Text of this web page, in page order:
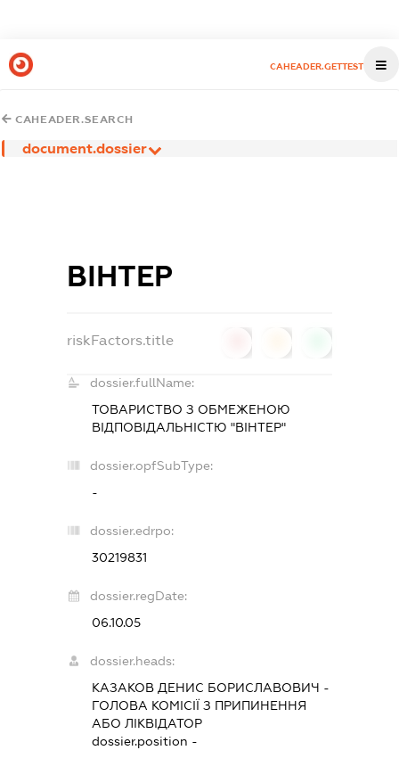
CAHEADER.GETTEST
CAHEADER.SEARCH
document.dossier
ВІНТЕР
riskFactors.title
dossier.fullName:
ТОВАРИСТВО З ОБМЕЖЕНОЮ
ВІДПОВІДАЛЬНІСТЮ "ВІНТЕР"
dossier.opfSubType:
-
dossier.edrpo:
30219831
dossier.regDate:
06.10.05
dossier.heads:
КАЗАКОВ ДЕНИС БОРИСЛАВОВИЧ -
ГОЛОВА КОМІСІЇ З ПРИПИНЕННЯ
АБО ЛІКВІДАТОР
dossier.position -